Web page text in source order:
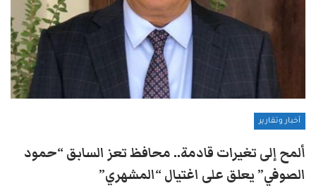
أخبار وتقارير
ألمح إلى تغيرات قادمة.. محافظ تعز السابق “حمود
الصوفي” يعلق على اغتيال “المشهري”